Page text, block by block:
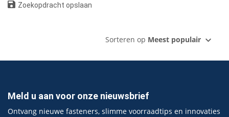
Zoekopdracht opslaan
Sorteren op Meest populair
Meld u aan voor onze nieuwsbrief
Ontvang nieuwe fasteners, slimme voorraadtips en innovaties